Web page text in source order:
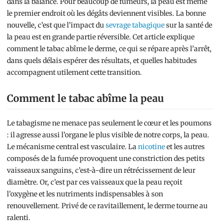
le premier endroit où les dégâts deviennent visibles. La bonne
nouvelle, c’est que l’impact dusevrage tabagiquesur la santé de
la peau est en grande partie réversible. Cet article explique
comment le tabac abîme le derme, ce qui se répare après l’arrêt,
dans quels délais espérer des résultats, et quelles habitudes
accompagnent utilement cette transition.
Comment le tabac abîme la peau
Le tabagisme ne menace pas seulement le cœur et les poumons
: il agresse aussi l’organe le plus visible de notre corps, la peau.
Le mécanisme central est vasculaire. Lanicotineet les autres
composés de la fumée provoquent une constriction des petits
vaisseaux sanguins, c’est-à-dire un rétrécissement de leur
diamètre. Or, c’est par ces vaisseaux que la peau reçoit
l’oxygène et les nutriments indispensables à son
renouvellement. Privé de ce ravitaillement, le derme tourne au
ralenti.